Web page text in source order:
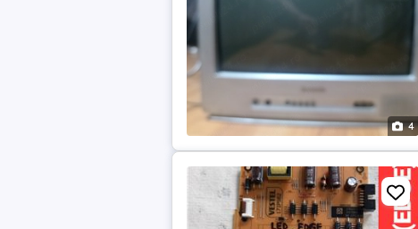
4